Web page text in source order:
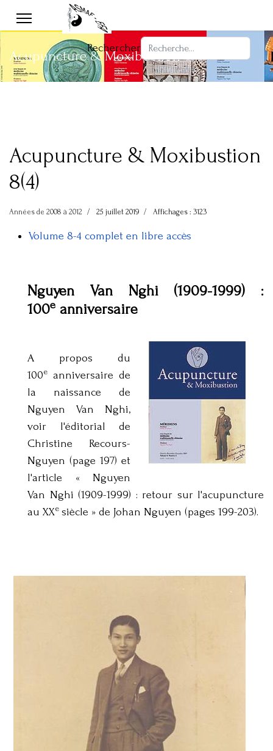
Rechercher
Acupuncture & Moxibustion 8-4
Acupuncture & Moxibustion
8(4)
Années de 2008 à 2012 25 juillet 2019 Affichages : 3123
Volume 8-4 complet en libre accès
Nguyen Van Nghi (1909-1999) :
100e anniversaire
A propos du
100e anniversaire de
la naissance de
Nguyen Van Nghi,
voir l'éditorial de
Christine Recours-
Nguyen (page 197) et
l'article « Nguyen
Van Nghi (1909-1999) : retour sur l'acupuncture
au XXe siècle » de Johan Nguyen (pages 199-203).